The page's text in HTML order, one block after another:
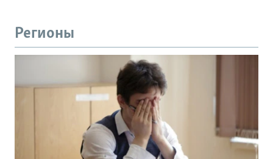
Регионы